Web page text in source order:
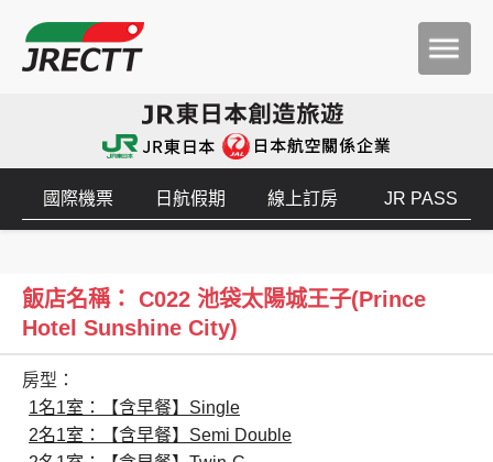
國際機票 日航假期 線上訂房 JR PASS
飯店名稱： C022 池袋太陽城王子(Prince
Hotel Sunshine City)
房型：
1名1室：【含早餐】Single
2名1室：【含早餐】Semi Double